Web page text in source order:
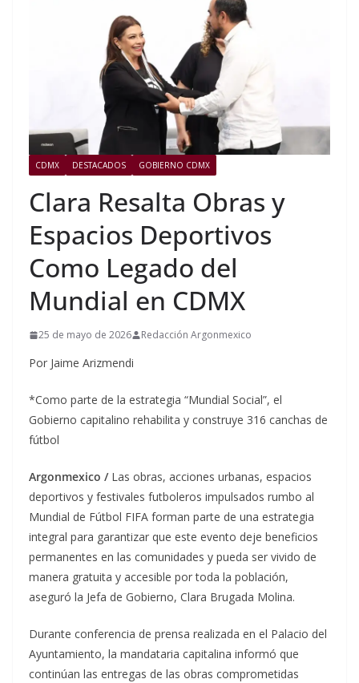
CDMX DESTACADOS GOBIERNO CDMX
Clara Resalta Obras y
Espacios Deportivos
Como Legado del
Mundial en CDMX
25 de mayo de 2026 Redacción Argonmexico
Por Jaime Arizmendi
*Como parte de la estrategia “Mundial Social”, el
Gobierno capitalino rehabilita y construye 316 canchas de
fútbol
Argonmexico / Las obras, acciones urbanas, espacios
deportivos y festivales futboleros impulsados rumbo al
Mundial de Fútbol FIFA forman parte de una estrategia
integral para garantizar que este evento deje beneficios
permanentes en las comunidades y pueda ser vivido de
manera gratuita y accesible por toda la población,
aseguró la Jefa de Gobierno, Clara Brugada Molina.
Durante conferencia de prensa realizada en el Palacio del
Ayuntamiento, la mandataria capitalina informó que
continúan las entregas de las obras comprometidas